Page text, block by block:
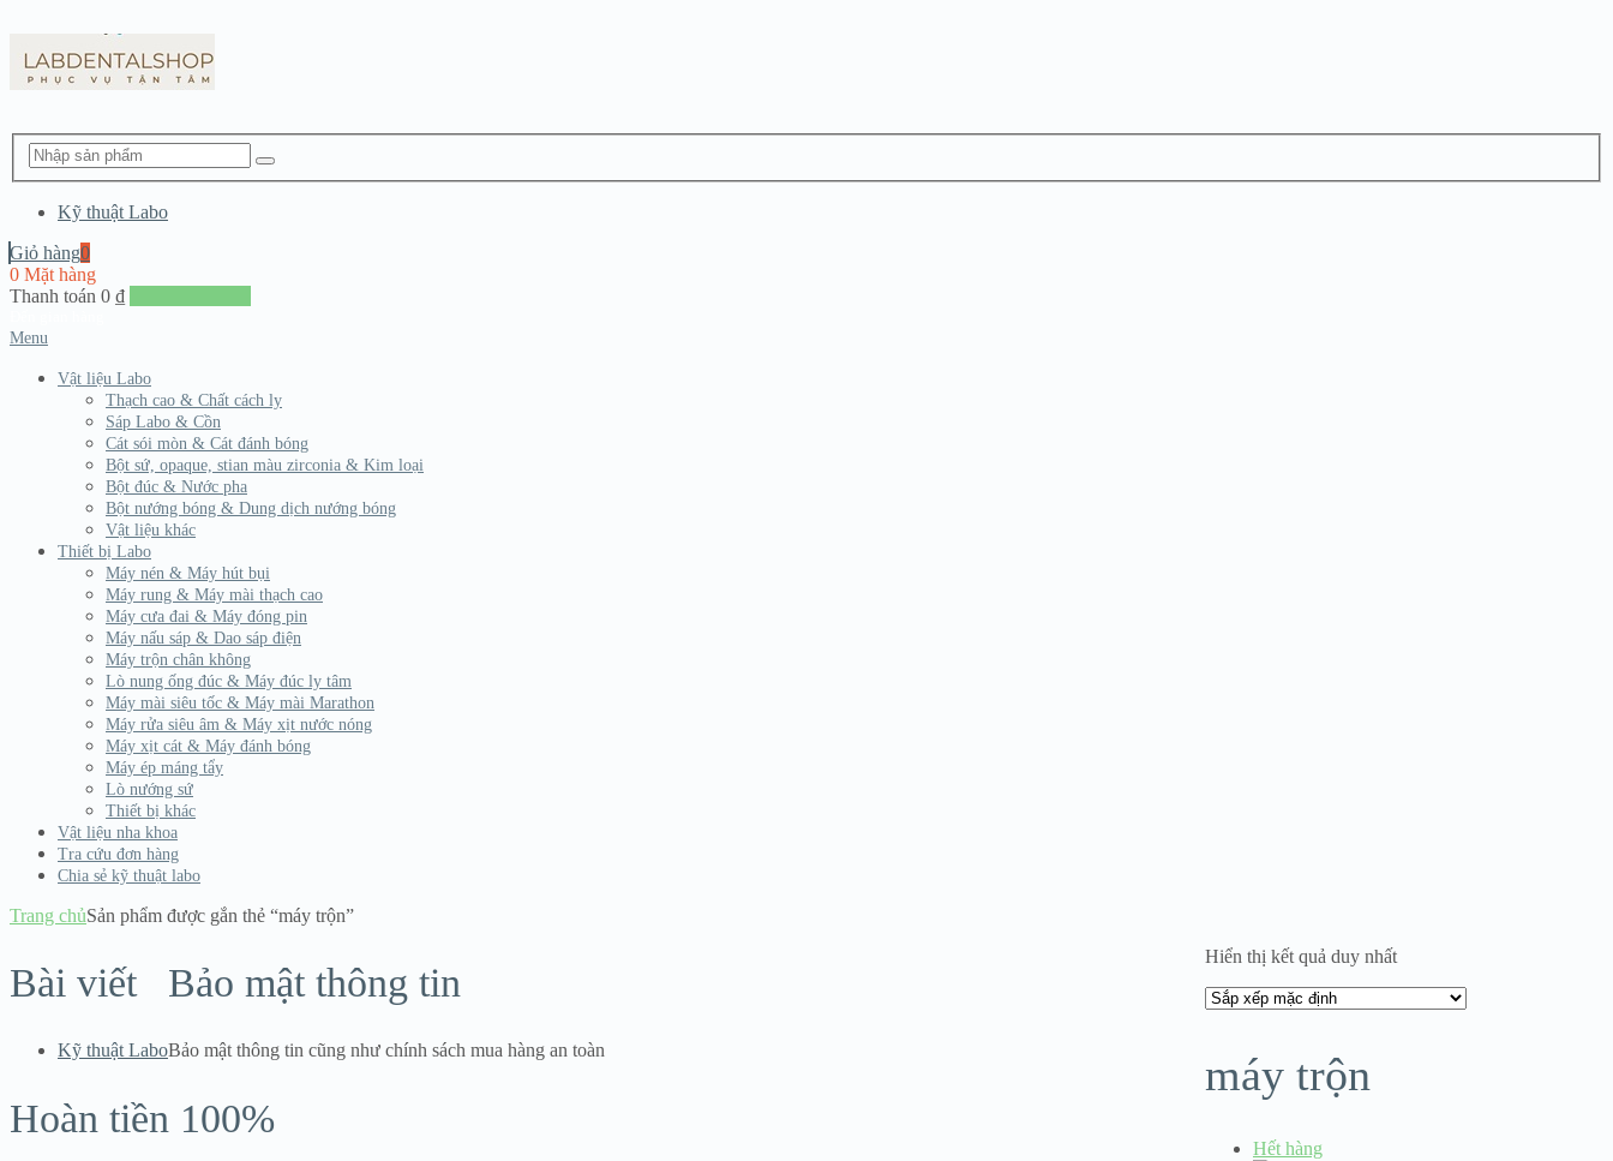
Kỹ thuật Labo
Giỏ hàng0
0 Mặt hàng
Thanh toán 0 ₫
Menu
Vật liệu Labo
Thạch cao & Chất cách ly
Sáp Labo & Cồn
Cát sói mòn & Cát đánh bóng
Bột sứ, opaque, stian màu zirconia & Kim loại
Bột đúc & Nước pha
Bột nướng bóng & Dung dịch nướng bóng
Vật liệu khác
Thiết bị Labo
Máy nén & Máy hút bụi
Máy rung & Máy mài thạch cao
Máy cưa đai & Máy đóng pin
Máy nấu sáp & Dao sáp điện
Máy trộn chân không
Lò nung ống đúc & Máy đúc ly tâm
Máy mài siêu tốc & Máy mài Marathon
Máy rửa siêu âm & Máy xịt nước nóng
Máy xịt cát & Máy đánh bóng
Máy ép máng tẩy
Lò nướng sứ
Thiết bị khác
Vật liệu nha khoa
Tra cứu đơn hàng
Chia sẻ kỹ thuật labo
Trang chủSản phẩm được gắn thẻ “máy trộn”
Hiển thị kết quả duy nhất
máy trộn
Hết hàng
Bài viết
Kỹ thuật Labo
Bảo mật thông tin
Bảo mật thông tin cũng như chính sách mua hàng an toàn
Hoàn tiền 100%